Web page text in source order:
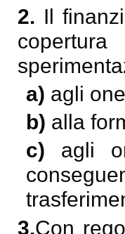
2. Il
a) agli
b) alla
c) agli
3.Con